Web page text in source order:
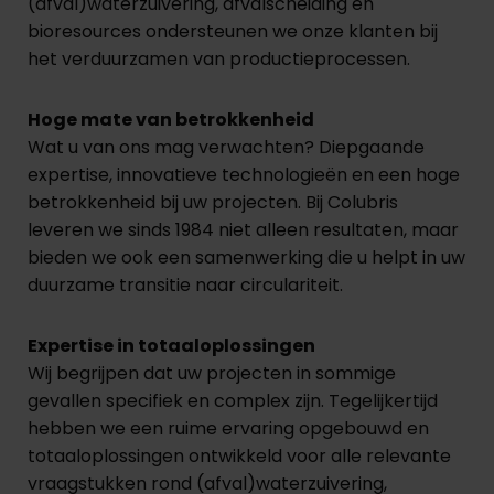
bioresources ondersteunen we onze klanten bij
het verduurzamen van productieprocessen.
Hoge mate van betrokkenheid
Wat u van ons mag verwachten? Diepgaande
expertise, innovatieve technologieën en een hoge
betrokkenheid bij uw projecten. Bij Colubris
leveren we sinds 1984 niet alleen resultaten, maar
bieden we ook een samenwerking die u helpt in uw
duurzame transitie naar circulariteit.
Expertise in totaaloplossingen
Wij begrijpen dat uw projecten in sommige
gevallen specifiek en complex zijn. Tegelijkertijd
hebben we een ruime ervaring opgebouwd en
totaaloplossingen ontwikkeld voor alle relevante
vraagstukken rond (afval)waterzuivering,